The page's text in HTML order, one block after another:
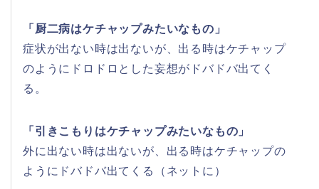
「厨二病はケチャップみたいなもの」
症状が出ない時は出ないが、出る時はケチャップ
のようにドロドロとした妄想がドバドバ出てく
る。
「引きこもりはケチャップみたいなもの」
外に出ない時は出ないが、出る時はケチャップの
ようにドバドバ出てくる（ネットに）